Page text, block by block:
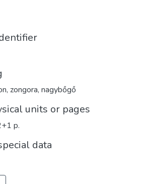
zongora, nagybőgő
units or pages
p.
data